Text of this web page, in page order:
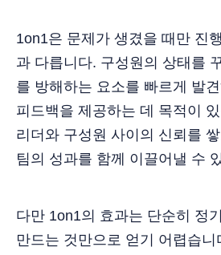
1on1은 문제가 생겼을 때만 진
과 다릅니다. 구성원의 상태를
를 방해하는 요소를 빠르게 발
피드백을 제공하는 데 목적이
리더와 구성원 사이의 신뢰를
팀의 성과를 함께 이끌어낼 수
다만 1on1의 효과는 단순히 정
만드는 것만으로 얻기 어렵습